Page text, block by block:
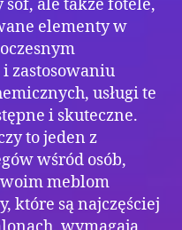
ale także fotele,
elementy w
zastosowaniu
usługi te
i skuteczne.
to jeden z
wśród osób,
meblom
które są najczęściej